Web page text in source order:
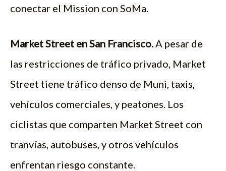
conectar el Mission con SoMa.
Market Street en San Francisco. A pesar de
las restricciones de tráfico privado, Market
Street tiene tráfico denso de Muni, taxis,
vehículos comerciales, y peatones. Los
ciclistas que comparten Market Street con
tranvías, autobuses, y otros vehículos
enfrentan riesgo constante.